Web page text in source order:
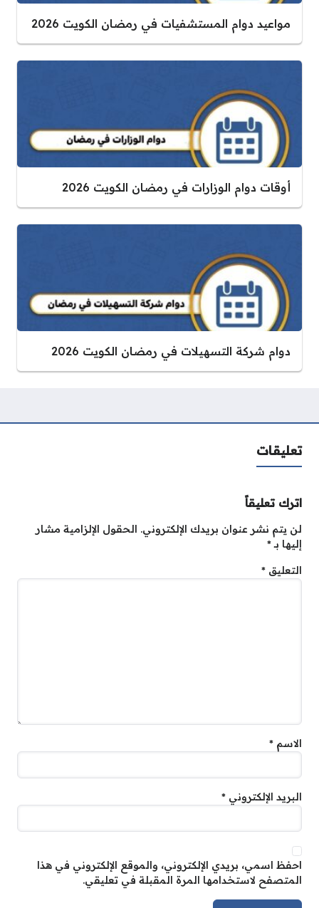
مواعيد دوام المستشفيات في رمضان الكويت 2026
أوقات دوام الوزارات في رمضان الكويت 2026
دوام شركة التسهيلات في رمضان الكويت 2026
تعليقات
اترك تعليقاً
لن يتم نشر عنوان بريدك الإلكتروني.
الحقول الإلزامية مشار
إليها بـ*
التعليق *
الاسم *
البريد الإلكتروني *
احفظ اسمي، بريدي الإلكتروني، والموقع الإلكتروني في هذا
المتصفح لاستخدامها المرة المقبلة في تعليقي.